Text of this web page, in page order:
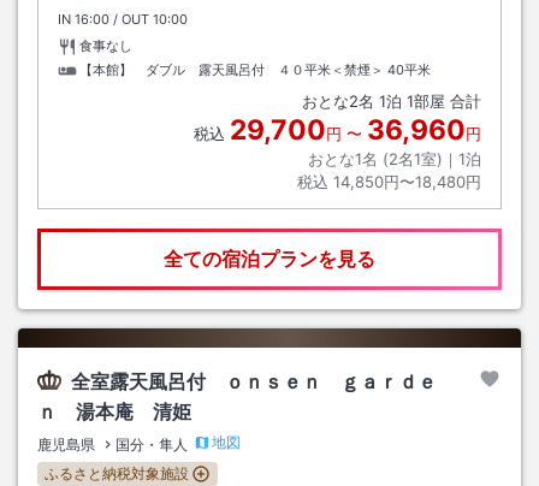
IN チェックイン
16:00 / OUT チェックアウト
10:00
食事なし
【本館】 ダブル 露天風呂付 ４０平米＜禁煙＞ 40平米
おとな2名 1泊 1部屋 合計
税込 29,700円 〜 36,960円
おとな1名 (2名1室)｜ 1泊
税込 14,850円〜18,480円
全ての宿泊プランを見る
全室露天風呂付 ｏｎｓｅｎ ｇａｒｄｅ
ｎ 湯本庵 清姫
鹿児島県 国分・隼人
地図
ふるさと納税対象施設